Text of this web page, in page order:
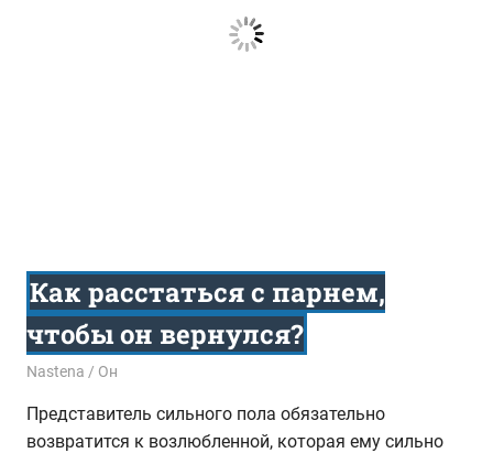
Как расстаться с парнем,
чтобы он вернулся?
21.04.2017
Nastena Он
Представитель сильного пола обязательно
возвратится к возлюбленной, которая ему сильно